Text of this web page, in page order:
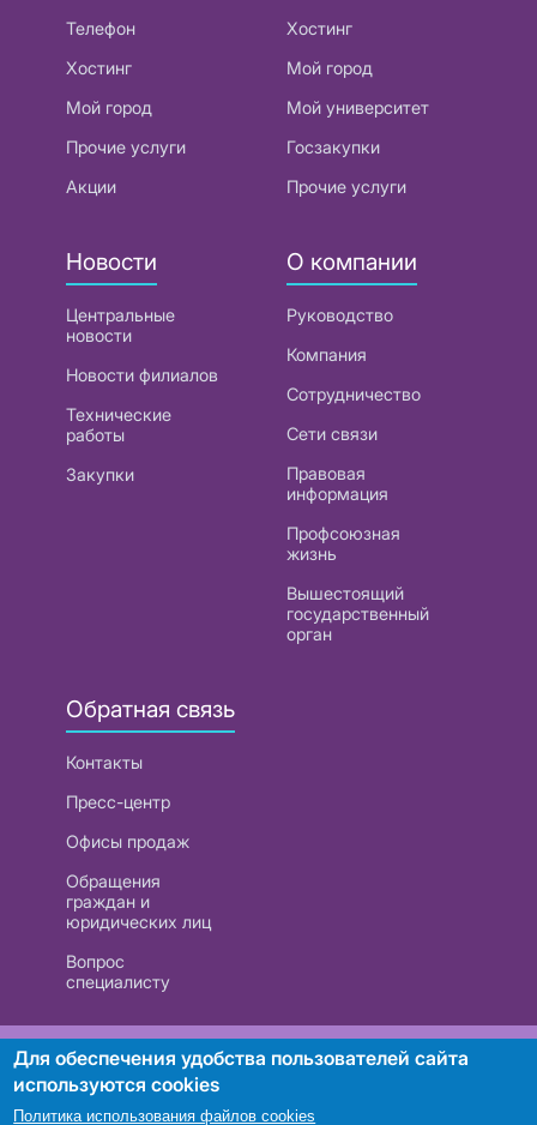
Телефон
Хостинг
Мой город
Прочие услуги
Акции
Хостинг
Мой город
Мой университет
Госзакупки
Прочие услуги
Новости
Центральные
новости
Новости филиалов
Технические
работы
Закупки
О компании
Руководство
Компания
Сотрудничество
Сети связи
Правовая
информация
Профсоюзная
жизнь
Вышестоящий
государственный
орган
Обратная связь
Контакты
Пресс-центр
Офисы продаж
Обращения
граждан и
юридических лиц
Вопрос
специалисту
РУП «Белтелеком». УНП 101007741
Для обеспечения удобства пользователей сайта
используются cookies
Политика использования файлов cookies